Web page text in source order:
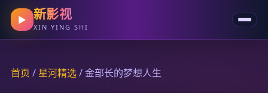
▶ 新影视
XIN YING SHI
首页 / 星河精选/ 金部长的梦想人生